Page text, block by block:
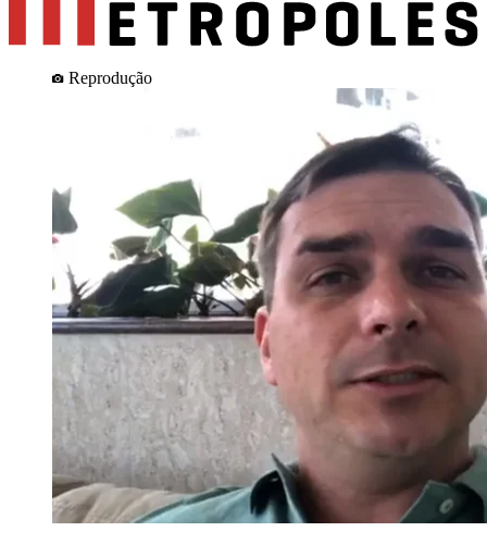
Reprodução